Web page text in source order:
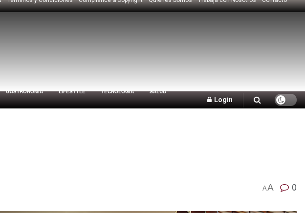
GASTRONOMÍA LIFESTYLE TECNOLOGÍA SALUD
Login
AA 0